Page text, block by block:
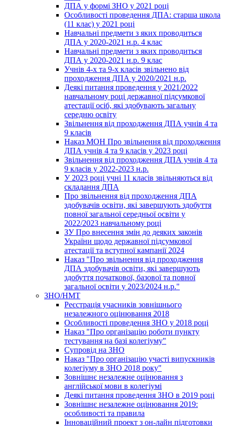
ДПА у формі ЗНО у 2021 році
Особливості проведення ДПА: старша школа
(11 клас) у 2021 році
Навчальні предмети з яких проводиться
ДПА у 2020-2021 н.р. 4 клас
Навчальні предмети з яких проводиться
ДПА у 2020-2021 н.р. 9 клас
Учнів 4-х та 9-х класів звільнено від
проходження ДПА у 2020/2021 н.р.
Деякі питання проведення у 2021/2022
навчальному році державної підсумкової
атестації осіб, які здобувають загальну
середню освіту
Звільнення від проходження ДПА учнів 4 та
9 класів
Наказ МОН Про звільнення від проходження
ДПА учнів 4 та 9 класів у 2023 році
Звільнення від проходження ДПА учнів 4 та
9 класів у 2022-2023 н.р.
У 2023 році учні 11 класів звільняються від
складання ДПА
Про звільнення від проходження ДПА
здобувачів освіти, які завершують здобуття
повної загальної середньої освіти у
2022/2023 навчальному році
ЗУ Про внесення змін до деяких законів
України щодо державної підсумкової
атестації та вступної кампанії 2024
Наказ "Про звільнення від проходження
ДПА здобувачів освіти, які завершують
здобуття початкової, базової та повної
загальної освіти у 2023/2024 н.р."
ЗНО/НМТ
Реєстрація учасників зовнішнього
незалежного оцінювання 2018
Особливості проведення ЗНО у 2018 році
Наказ "Про організацію роботи пункту
тестування на базі колегіуму"
Супровід на ЗНО
Наказ "Про організацію участі випускників
колегіуму в ЗНО 2018 року"
Зовнішнє незалежне оцінювання з
англійської мови в колегіумі
Деякі питання проведення ЗНО в 2019 році
Зовнішнє незалежне оцінювання 2019:
особливості та правила
Інноваційний проект з он-лайн підготовки